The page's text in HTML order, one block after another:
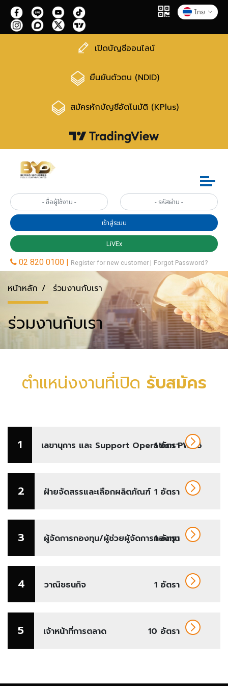
ไทย
เปิดบัญชีออนไลน์
ยืนยันตัวตน (NDID)
สมัครหักบัญชีอัตโนมัติ (KPlus)
หน้าหลัก ร่วมงานกับเรา
ร่วมงานกับเรา
ตำแหน่งงานที่เปิด รับสมัคร
1 เลขานุการ และ Support Operation PWC6
1 อัตรา
2 ฝ่ายจัดสรรและเลือกผลิตภัณฑ์ 1 อัตรา
3 ผู้จัดการกองทุน/ผู้ช่วยผู้จัดการกองทุน
1 อัตรา
4 วาณิชธนกิจ 1 อัตรา
5 เจ้าหน้าที่การตลาด 10 อัตรา